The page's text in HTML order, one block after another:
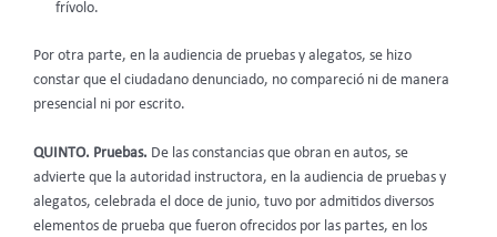
frívolo.
Por otra parte, en la audiencia de pruebas y alegatos, se hizo
constar que el ciudadano denunciado, no compareció ni de manera
presencial ni por escrito.
QUINTO. Pruebas. De las constancias que obran en autos, se
advierte que la autoridad instructora, en la audiencia de pruebas y
alegatos, celebrada el doce de junio, tuvo por admitidos diversos
elementos de prueba que fueron ofrecidos por las partes, en los